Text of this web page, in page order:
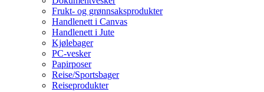
Frukt- og grønnsaksprodukter
Handlenett i Canvas
Handlenett i Jute
Kjølebager
PC-vesker
Papirposer
Reise/Sportsbager
Reiseprodukter